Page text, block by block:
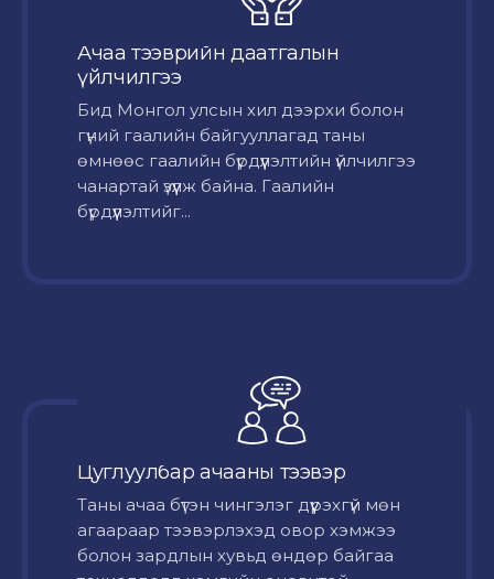
Ачаа тээврийн даатгалын
үйлчилгээ
Бид Монгол улсын хил дээрхи болон
гүний гаалийн байгууллагад таны
өмнөөс гаалийн бүрдүүлэлтийн үйлчилгээ
чанартай үзүүлж байна. Гаалийн
бүрдүүлэлтийг...
Цуглуулбар ачааны тээвэр
Таны ачаа бүтэн чингэлэг дүүрэхгүй мөн
агаараар тээвэрлэхэд овор хэмжээ
болон зардлын хувьд өндөр байгаа